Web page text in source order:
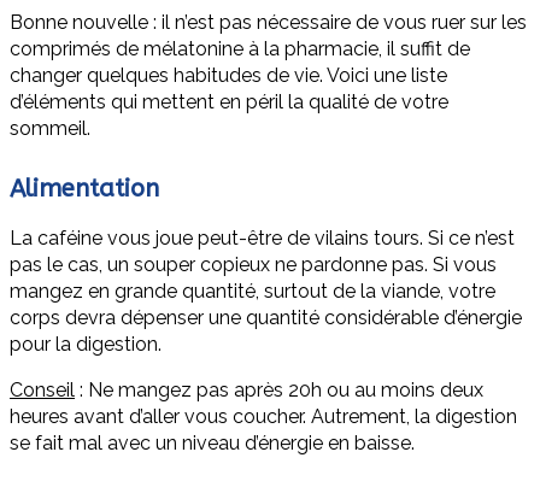
Bonne nouvelle : il n’est pas nécessaire de vous ruer sur les
comprimés de mélatonine à la pharmacie, il suffit de
changer quelques habitudes de vie. Voici une liste
d’éléments qui mettent en péril la qualité de votre
sommeil.
Alimentation
La caféine vous joue peut-être de vilains tours. Si ce n’est
pas le cas, un souper copieux ne pardonne pas. Si vous
mangez en grande quantité, surtout de la viande, votre
corps devra dépenser une quantité considérable d’énergie
pour la digestion.
Conseil : Ne mangez pas après 20h ou au moins deux
heures avant d’aller vous coucher. Autrement, la digestion
se fait mal avec un niveau d’énergie en baisse.